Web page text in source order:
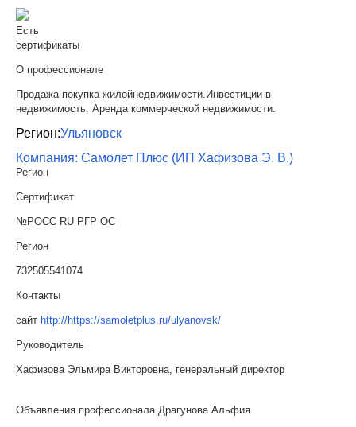
Есть
сертификаты
О профессионале
Продажа-покупка жилойнедвижимости.Инвестиции в
недвижимость. Аренда коммерческой недвижимости.
Регион:Ульяновск
Компания: Самолет Плюс (ИП Хафизова Э. В.)
Регион
Сертификат
№РОСС RU РГР ОС
Регион
732505541074
Контакты
сайт http://https://samoletplus.ru/ulyanovsk/
Руководитель
Хафизова Эльмира Викторовна, генеральный директор
Объявления профессионала Драгунова Альфия